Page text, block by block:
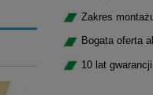
Zakres
Bogata oferta
10 lat gwarancji.